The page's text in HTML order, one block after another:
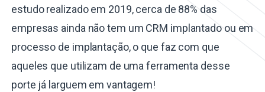
estudo realizado em 2019, cerca de 88% das
empresas ainda não tem um CRM implantado ou em
processo de implantação, o que faz com que
aqueles que utilizam de uma ferramenta desse
porte já larguem em vantagem!